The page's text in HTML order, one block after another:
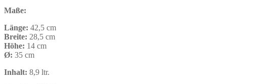
Maße:
Länge: 42,5 cm
Breite: 28,5 cm
Höhe: 14 cm
Ø: 35 cm
Inhalt: 8,9 ltr.